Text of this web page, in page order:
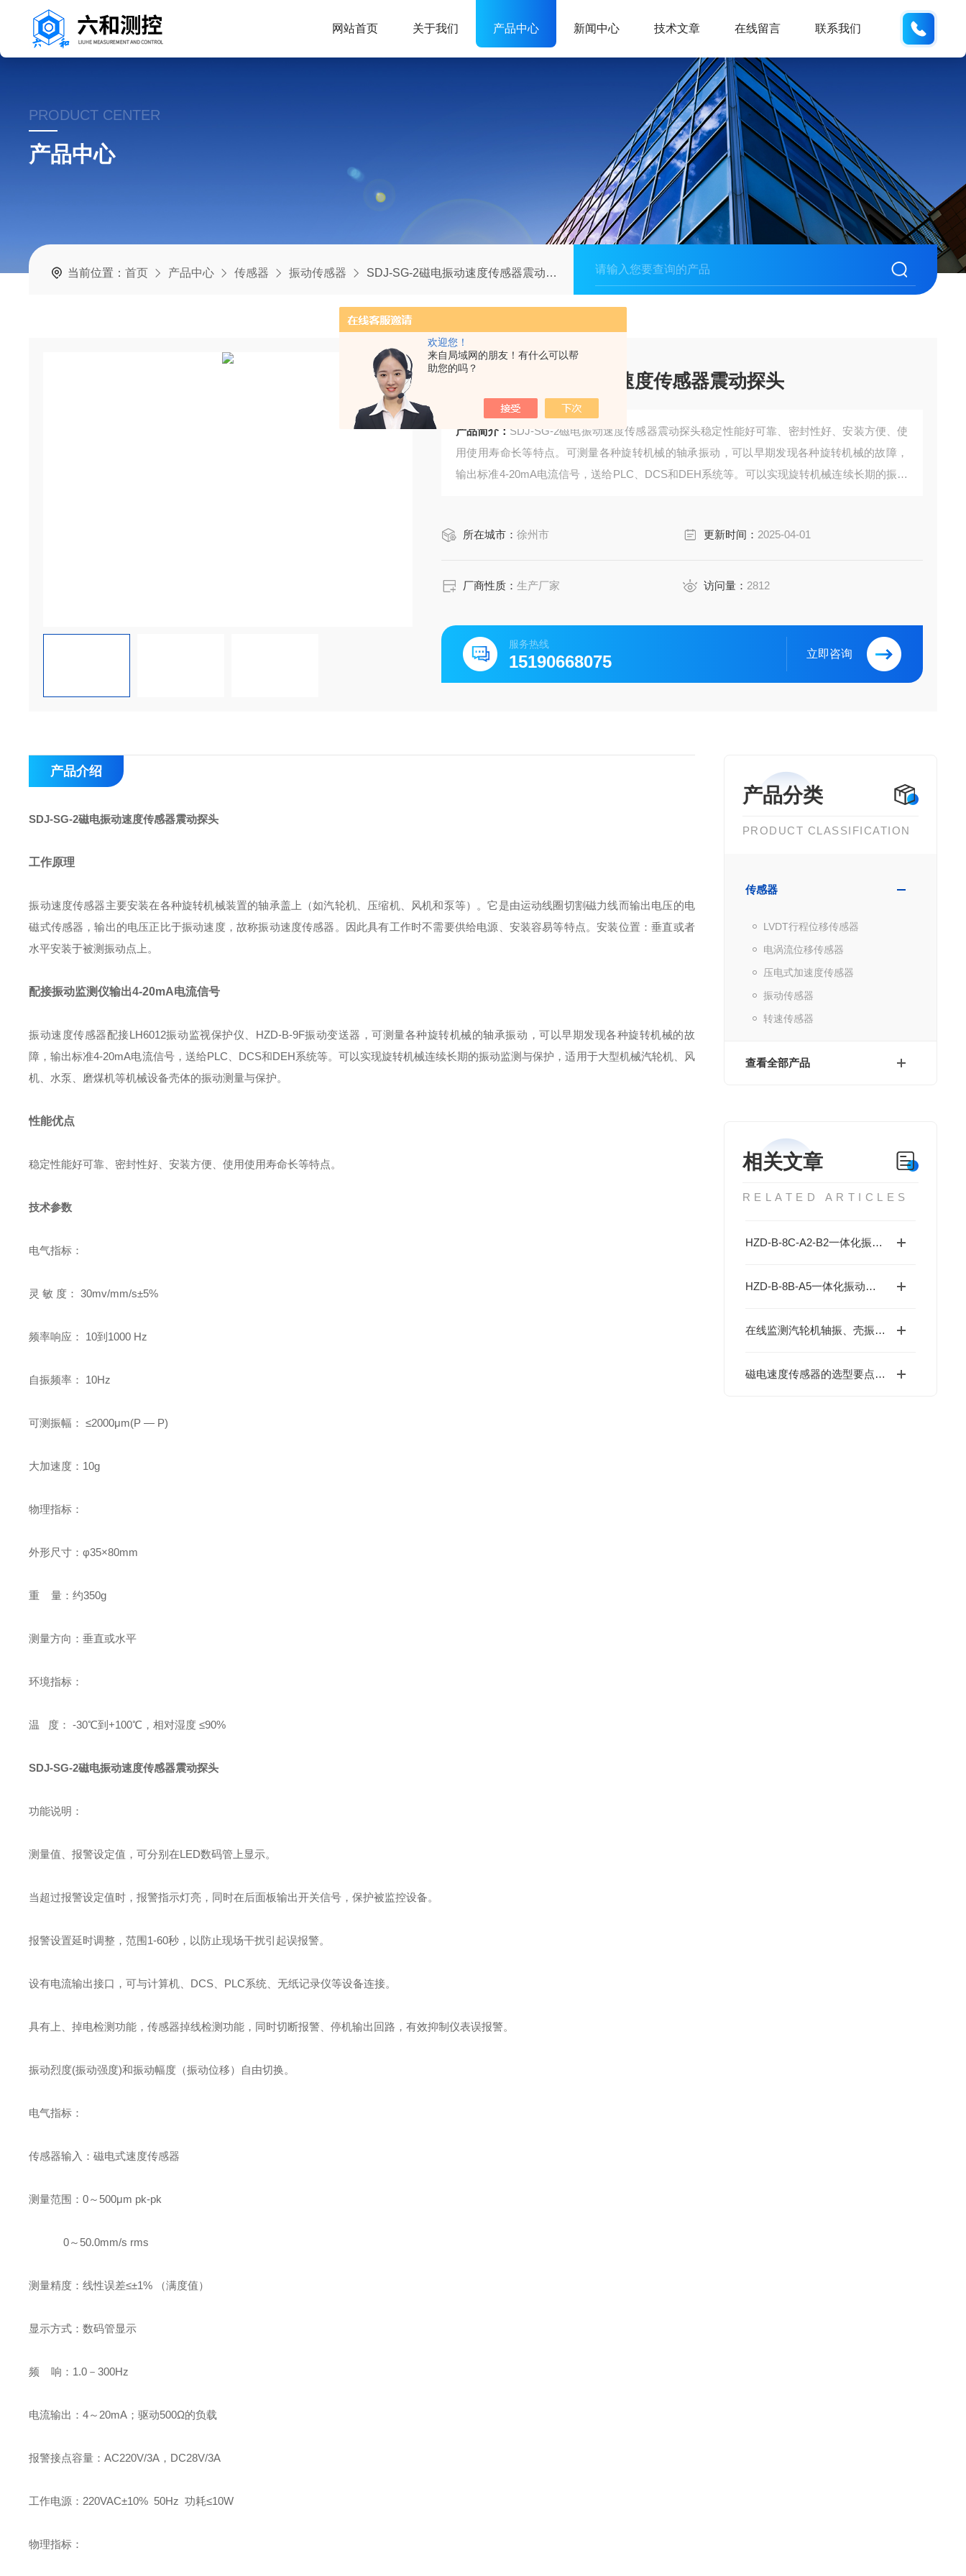
欢迎您！
来自局域网的朋友！有什么可以帮
助您的吗？
网站首页 关于我们 产品中心 新闻中心 技术文章 在线留言 联系我们
PRODUCT CENTER
产品中心
当前位置：首页 产品中心 传感器 振动传感器 SDJ-SG-2磁电振动速度传感器震动探头
SDJ-SG-2磁电振动速度传感器震动探头
产品简介： SDJ-SG-2磁电振动速度传感器震动探头稳定性能好可靠、密封性好、安装方便、使
用使用寿命长等特点。可测量各种旋转机械的轴承振动，可以早期发现各种旋转机械的故障，
输出标准4-20mA电流信号，送给PLC、DCS和DEH系统等。可以实现旋转机械连续长期的振动
所在城市：徐州市 更新时间： 2025-04-01
厂商性质：生产厂家 访问量： 2812
服务热线
15190668075 立即咨询
产品分类
PRODUCT CLASSIFICATION
传感器
LVDT行程位移传感器
电涡流位移传感器
压电式加速度传感器
振动传感器
转速传感器
查看全部产品
相关文章
RELATED ARTICLES
HZD-B-8C-A2-B2一体化振动变送器具体是干嘛的？
HZD-B-8B-A5一体化振动传感器输出的信号为4-20mA电流信号
在线监测汽轮机轴振、壳振对于传感器及安装方式的不同选择
磁电速度传感器的选型要点与应用局限分析
产品介绍
SDJ-SG-2磁电振动速度传感器震动探头
工作原理
振动速度传感器主要安装在各种旋转机械装置的轴承盖上（如汽轮机、压缩机、风机和泵等）。它是由运动线圈切割磁力线而输出电压的电
磁式传感器，输出的电压正比于振动速度，故称振动速度传感器。因此具有工作时不需要供给电源、安装容易等特点。安装位置：垂直或者
水平安装于被测振动点上。
配接振动监测仪输出4-20mA电流信号
振动速度传感器配接LH6012振动监视保护仪、HZD-B-9F振动变送器，可测量各种旋转机械的轴承振动，可以早期发现各种旋转机械的故
障，输出标准4-20mA电流信号，送给PLC、DCS和DEH系统等。可以实现旋转机械连续长期的振动监测与保护，适用于大型机械汽轮机、风
机、水泵、磨煤机等机械设备壳体的振动测量与保护。
性能优点
稳定性能好可靠、密封性好、安装方便、使用使用寿命长等特点。
技术参数
电气指标：
灵 敏 度： 30mv/mm/s±5%
频率响应： 10到1000 Hz
自振频率： 10Hz
可测振幅： ≤2000μm(P — P)
大加速度：10g
物理指标：
外形尺寸：φ35×80mm
重 量：约350g
测量方向：垂直或水平
环境指标：
温 度： -30℃到+100℃ ，相对湿度 ≤90%
SDJ-SG-2磁电振动速度传感器震动探头
功能说明：
测量值、报警设定值，可分别在LED数码管上显示。
当超过报警设定值时，报警指示灯亮，同时在后面板输出开关信号，保护被监控设备。
报警设置延时调整，范围1-60秒，以防止现场干扰引起误报警。
设有电流输出接口，可与计算机、DCS、PLC系统、无纸记录仪等设备连接。
具有上、掉电检测功能，传感器掉线检测功能，同时切断报警、停机输出回路，有效抑制仪表误报警。
振动烈度(振动强度)和振动幅度（振动位移）自由切换。
电气指标：
传感器输入：磁电式速度传感器
测量范围：0～500μm pk-pk
0～50.0mm/s rms
测量精度：线性误差≤±1% （满度值）
显示方式：数码管显示
频 响：1.0－300Hz
电流输出：4～20mA；驱动500Ω的负载
报警接点容量：AC220V/3A ，DC28V/3A
工作电源：220VAC±10% 50Hz 功耗≤10W
物理指标：